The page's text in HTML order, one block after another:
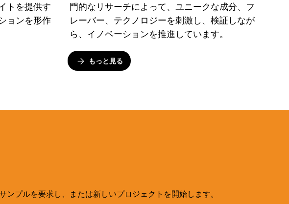
トを提供す
ョンを形作
門的なリサーチによって、ユニークな成分、フ
レーバー、テクノロジーを刺激し、検証しなが
ら、イノベーションを推進しています。
もっと見る
プルを要求し、または新しいプロジェクトを開始します。